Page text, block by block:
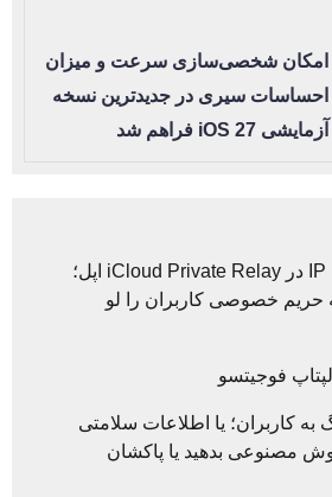
امکان شخصی‌سازی سرعت و میزان
احساسات سیری در جدیدترین نسخه
آزمایشی iOS 27 فراهم شد
افشای نشت آدرس IP در iCloud Private Relay اپل؛
خصوصی کاربران را لو
فوجیتسو
به کاربران؛ یا اطلاعات سلامتی
مصنوعی بدهید یا پاکشان